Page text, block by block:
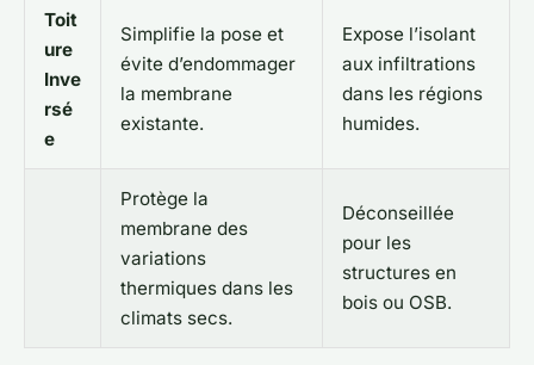
Toit
ure
Inve
rsé
e
Simplifie la pose et
évite d’endommager
la membrane
existante.
Expose l’isolant
aux infiltrations
dans les régions
humides.
Protège la
membrane des
variations
thermiques dans les
climats secs.
Déconseillée
pour les
structures en
bois ou OSB.